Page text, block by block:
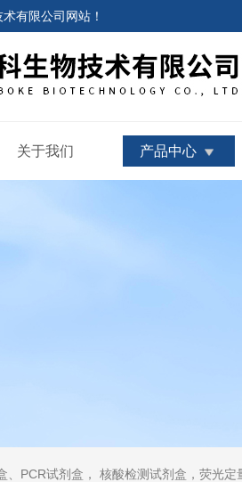
术有限公司网站 ！
关于我们 产品中心
定量检测试剂盒，生化试剂盒 ，比色法试剂盒，酶活性检测试剂盒，ELISA试剂盒，酶联免疫检测试剂盒，试剂盒，ELISA试剂盒，抗体，重组